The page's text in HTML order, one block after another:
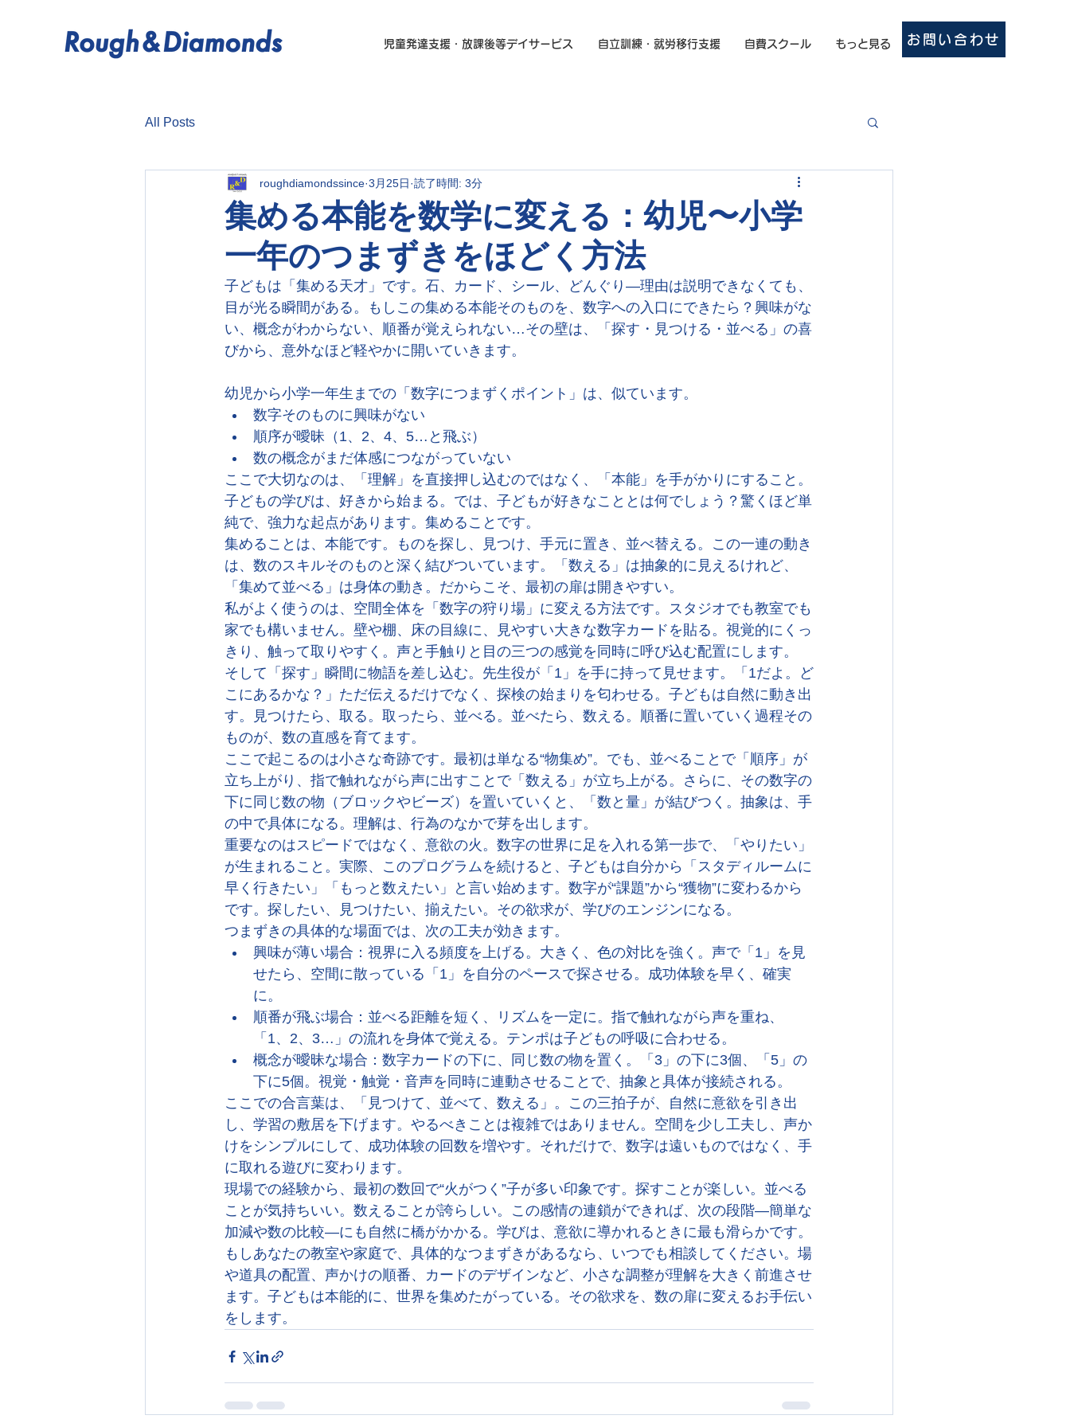
児童発達支援・放課後等デイサービス 自立訓練・就労移行支援 自費スクール もっと見る お問い合わせ
All Posts
集める本能を数学に変える：幼児〜小学
一年のつまずきをほどく方法
roughdiamondssince 3月25日 読了時間: 3分
子どもは「集める天才」です。石、カード、シール、どんぐり—理由は説明できなくても、
目が光る瞬間がある。もしこの集める本能そのものを、数字への入口にできたら？興味がな
い、概念がわからない、順番が覚えられない…その壁は、「探す・見つける・並べる」の喜
びから、意外なほど軽やかに開いていきます。
幼児から小学一年生までの「数字につまずくポイント」は、似ています。
数字そのものに興味がない
順序が曖昧（1、2、4、5…と飛ぶ）
数の概念がまだ体感につながっていない
ここで大切なのは、「理解」を直接押し込むのではなく、「本能」を手がかりにすること。
子どもの学びは、好きから始まる。では、子どもが好きなこととは何でしょう？驚くほど単
純で、強力な起点があります。集めることです。
集めることは、本能です。ものを探し、見つけ、手元に置き、並べ替える。この一連の動き
は、数のスキルそのものと深く結びついています。「数える」は抽象的に見えるけれど、
「集めて並べる」は身体の動き。だからこそ、最初の扉は開きやすい。
私がよく使うのは、空間全体を「数字の狩り場」に変える方法です。スタジオでも教室でも
家でも構いません。壁や棚、床の目線に、見やすい大きな数字カードを貼る。視覚的にくっ
きり、触って取りやすく。声と手触りと目の三つの感覚を同時に呼び込む配置にします。
そして「探す」瞬間に物語を差し込む。先生役が「1」を手に持って見せます。「1だよ。ど
こにあるかな？」ただ伝えるだけでなく、探検の始まりを匂わせる。子どもは自然に動き出
す。見つけたら、取る。取ったら、並べる。並べたら、数える。順番に置いていく過程その
ものが、数の直感を育てます。
ここで起こるのは小さな奇跡です。最初は単なる“物集め”。でも、並べることで「順序」が
立ち上がり、指で触れながら声に出すことで「数える」が立ち上がる。さらに、その数字の
下に同じ数の物（ブロックやビーズ）を置いていくと、「数と量」が結びつく。抽象は、手
の中で具体になる。理解は、行為のなかで芽を出します。
重要なのはスピードではなく、意欲の火。数字の世界に足を入れる第一歩で、「やりたい」
が生まれること。実際、このプログラムを続けると、子どもは自分から「スタディルームに
早く行きたい」「もっと数えたい」と言い始めます。数字が“課題”から“獲物”に変わるから
です。探したい、見つけたい、揃えたい。その欲求が、学びのエンジンになる。
つまずきの具体的な場面では、次の工夫が効きます。
興味が薄い場合：視界に入る頻度を上げる。大きく、色の対比を強く。声で「1」を見
せたら、空間に散っている「1」を自分のペースで探させる。成功体験を早く、確実
に。
順番が飛ぶ場合：並べる距離を短く、リズムを一定に。指で触れながら声を重ね、
「1、2、3…」の流れを身体で覚える。テンポは子どもの呼吸に合わせる。
概念が曖昧な場合：数字カードの下に、同じ数の物を置く。「3」の下に3個、「5」の
下に5個。視覚・触覚・音声を同時に連動させることで、抽象と具体が接続される。
ここでの合言葉は、「見つけて、並べて、数える」。この三拍子が、自然に意欲を引き出
し、学習の敷居を下げます。やるべきことは複雑ではありません。空間を少し工夫し、声か
けをシンプルにして、成功体験の回数を増やす。それだけで、数字は遠いものではなく、手
に取れる遊びに変わります。
現場での経験から、最初の数回で“火がつく”子が多い印象です。探すことが楽しい。並べる
ことが気持ちいい。数えることが誇らしい。この感情の連鎖ができれば、次の段階—簡単な
加減や数の比較—にも自然に橋がかかる。学びは、意欲に導かれるときに最も滑らかです。
もしあなたの教室や家庭で、具体的なつまずきがあるなら、いつでも相談してください。場
や道具の配置、声かけの順番、カードのデザインなど、小さな調整が理解を大きく前進させ
ます。子どもは本能的に、世界を集めたがっている。その欲求を、数の扉に変えるお手伝い
をします。